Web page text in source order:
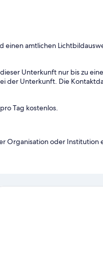
einen amtlichen
Unterkunft nur bis zu
der Unterkunft. Die
Tag kostenlos.
Organisation oder Institution